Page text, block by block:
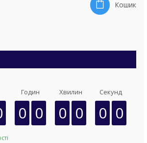
Кошик
Годин
0 0
Хвилин
0 0
Секунд
0 0